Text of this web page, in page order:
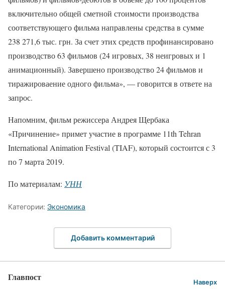
включительно общей сметной стоимости производства
соответствующего фильма направлены средства в сумме
238 271,6 тыс. грн. За счет этих средств профинансировано
производство 63 фильмов (24 игровых, 38 неигровых и 1
анимационный). Завершено производство 24 фильмов и
тиражироваение одного фильма», — говорится в ответе на
запрос.
Напомним, фильм режиссера Андрея Щербака
«Причинение» примет участие в программе 11th Tehran
International Animation Festival (TIAF), который состоится с 3
по 7 марта 2019.
По материалам: УНН
Категории: Экономика
Добавить комментарий
Главпост Наверх